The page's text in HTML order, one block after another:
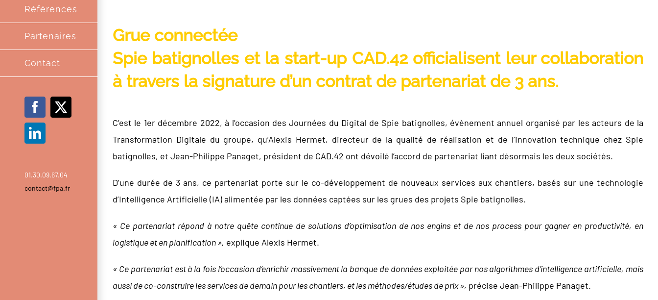
Références
Partenaires
Contact
Facebook
X
LinkedIn
01.30.09.67.04
contact@fpa.fr
Grue connectée
Spie batignolles et la start-up CAD.42 officialisent leur collaboration
à travers la signature d’un contrat de partenariat de 3 ans.
C’est le 1er décembre 2022, à l’occasion des Journées du Digital de Spie batignolles, évènement annuel organisé par les acteurs de la
Transformation Digitale du groupe, qu’Alexis Hermet, directeur de la qualité de réalisation et de l’innovation technique chez Spie
batignolles, et Jean-Philippe Panaget, président de CAD.42 ont dévoilé l’accord de partenariat liant désormais les deux sociétés.
D’une durée de 3 ans, ce partenariat porte sur le co-développement de nouveaux services aux chantiers, basés sur une technologie
d’Intelligence Artificielle (IA) alimentée par les données captées sur les grues des projets Spie batignolles.
« Ce partenariat répond à notre quête continue de solutions d’optimisation de nos engins et de nos process pour gagner en productivité, en
logistique et en planification », explique Alexis Hermet.
« Ce partenariat est à la fois l’occasion d’enrichir massivement la banque de données exploitée par nos algorithmes d’intelligence artificielle, mais
aussi de co-construire les services de demain pour les chantiers, et les méthodes/études de prix », précise Jean-Philippe Panaget.